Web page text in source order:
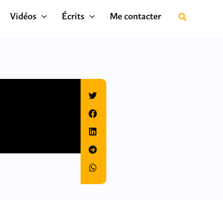
Vidéos Écrits Me contacter